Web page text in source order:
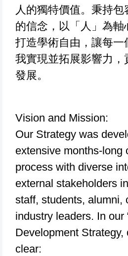
人的獨特價值。秉持
的信念，以「人」為軸
打造學術自由，讓每一
我實現並拓展影響力，
發展。
Vision and Mission:
Our Strategy was
extensive months-long
process with diverse
external stakeholders
staff, students, alumni,
industry leaders. In our
Development Strategy,
clear: